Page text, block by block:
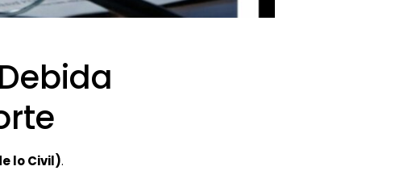
lo Civil).